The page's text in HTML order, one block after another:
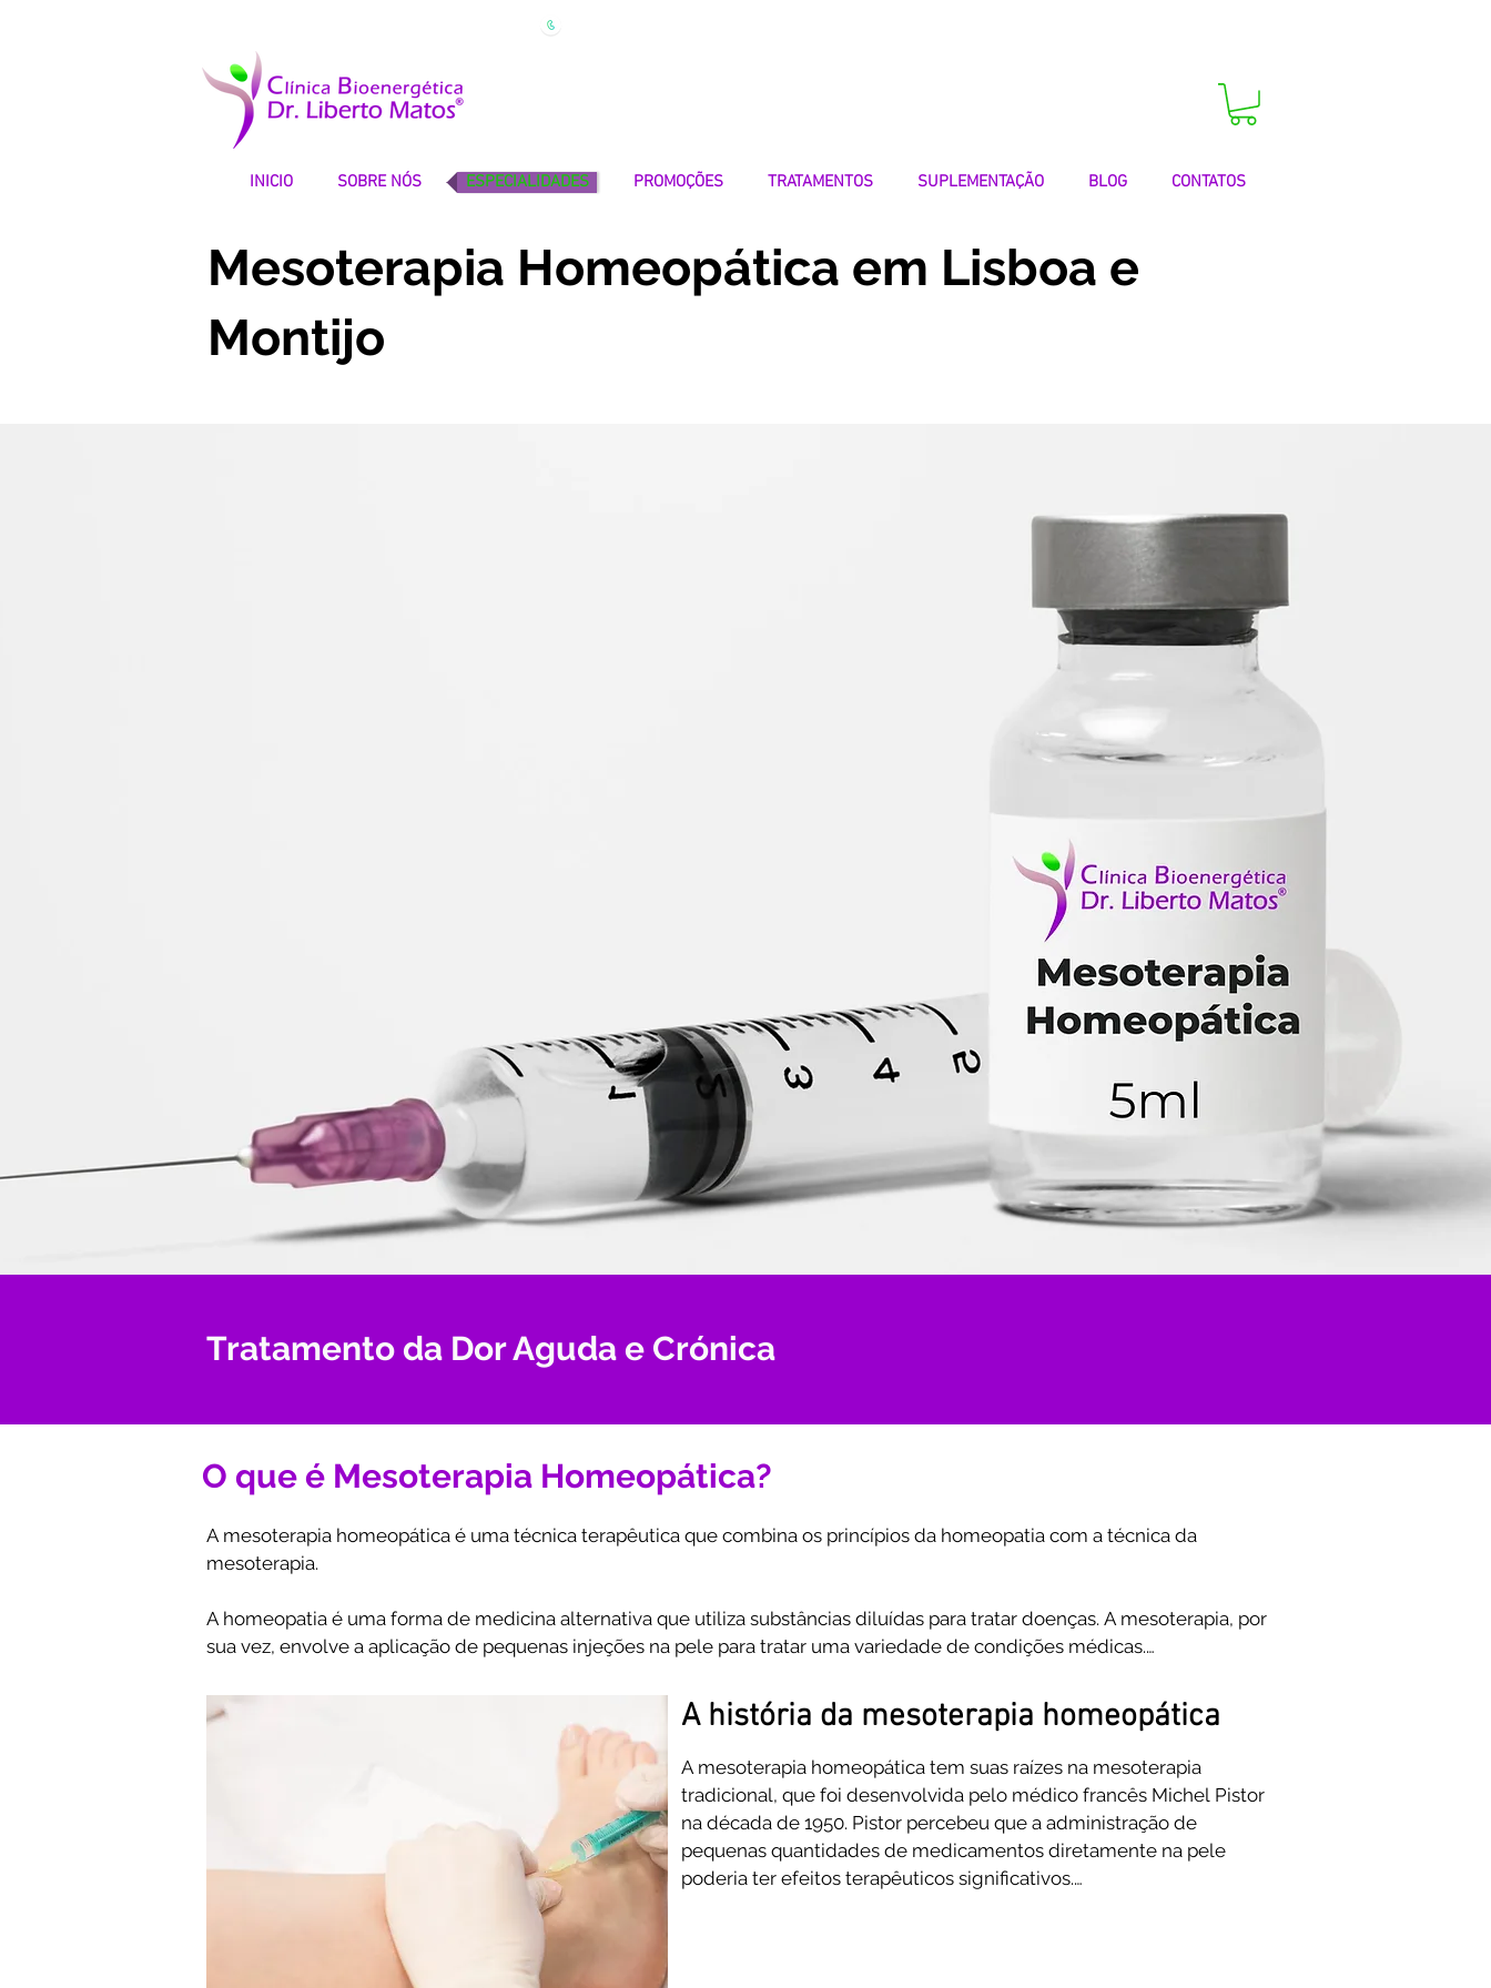
INICIO SOBRE NÓS ESPECIALIDADES PROMOÇÕES TRATAMENTOS SUPLEMENTAÇÃO BLOG CONTATOS
Mesoterapia Homeopática em Lisboa e
Montijo
Tratamento da Dor Aguda e Crónica
O que é Mesoterapia Homeopática?
A mesoterapia homeopática é uma técnica terapêutica que combina os princípios da homeopatia com a técnica da
mesoterapia.
A homeopatia é uma forma de medicina alternativa que utiliza substâncias diluídas para tratar doenças. A mesoterapia, por
sua vez, envolve a aplicação de pequenas injeções na pele para tratar uma variedade de condições médicas.
Na mesoterapia homeopática, as injeções contêm produtos homeopáticos diluídos, que são personalizados de acordo com
as necessidades individuais de cada paciente. Essas injeções são administradas em áreas específicas do corpo, com o
objetivo de estimular o organismo a se curar naturalmente.
A mesoterapia homeopática é realizada por profissionais qualificados, que possuem conhecimento tanto em homeopatia
quanto em mesoterapia. Essa combinação de abordagens terapêuticas permite que os pacientes se beneficiem das
propriedades curativas da homeopatia, ao mesmo tempo em que recebem o tratamento direto através das injeções.
A história da mesoterapia homeopática
A mesoterapia homeopática tem suas raízes na mesoterapia
tradicional, que foi desenvolvida pelo médico francês Michel Pistor
na década de 1950. Pistor percebeu que a administração de
pequenas quantidades de medicamentos diretamente na pele
poderia ter efeitos terapêuticos significativos.